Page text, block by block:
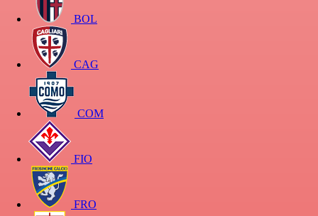
BOL
CAG
COM
FIO
FRO